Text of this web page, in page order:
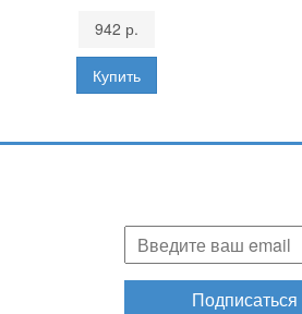
942 р.
Подписаться